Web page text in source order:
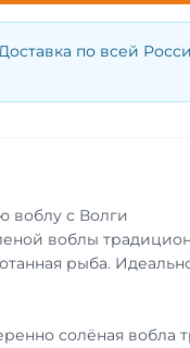
по всей
воблу с Волги
воблы
рыба.
солёная вобла